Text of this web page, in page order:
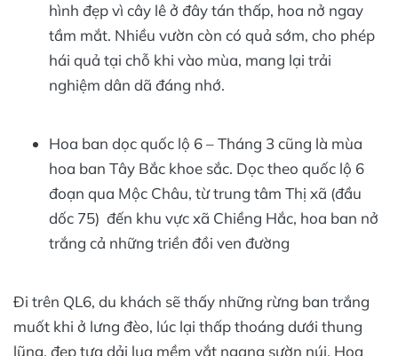
hình đẹp vì cây lê ở đây tán thấp, hoa nở ngay
tầm mắt. Nhiều vườn còn có quả sớm, cho phép
hái quả tại chỗ khi vào mùa, mang lại trải
nghiệm dân dã đáng nhớ.
Hoa ban dọc quốc lộ 6 – Tháng 3 cũng là mùa
hoa ban Tây Bắc khoe sắc. Dọc theo quốc lộ 6
đoạn qua Mộc Châu, từ trung tâm Thị xã (đầu
dốc 75) đến khu vực xã Chiềng Hắc, hoa ban nở
trắng cả những triền đồi ven đường
Đi trên QL6, du khách sẽ thấy những rừng ban trắng
muốt khi ở lưng đèo, lúc lại thấp thoáng dưới thung
lũng, đẹp tựa dải lụa mềm vắt ngang sườn núi. Hoa